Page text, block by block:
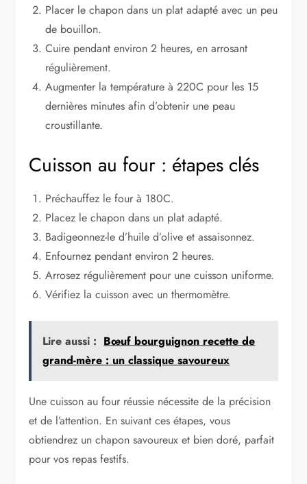
Placer le chapon dans un plat adapté avec un peu
de bouillon.
Cuire pendant environ 2 heures, en arrosant
régulièrement.
Augmenter la température à 220C pour les 15
dernières minutes afin d’obtenir une peau
croustillante.
Cuisson au four : étapes clés
Préchauffez le four à 180C.
Placez le chapon dans un plat adapté.
Badigeonnez-le d’huile d’olive et assaisonnez.
Enfournez pendant environ 2 heures.
Arrosez régulièrement pour une cuisson uniforme.
Vérifiez la cuisson avec un thermomètre.
Lire aussi : Bœuf bourguignon recette de
grand-mère : un classique savoureux
Une cuisson au four réussie nécessite de la précision
et de l’attention. En suivant ces étapes, vous
obtiendrez un chapon savoureux et bien doré, parfait
pour vos repas festifs.